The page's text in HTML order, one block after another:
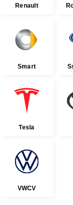
Renault
Smart
Tesla
VWCV